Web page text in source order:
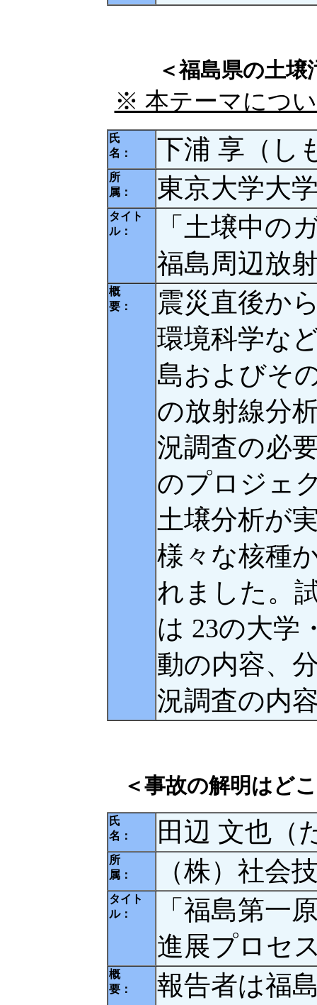
＜福島県の土
※ 本テーマにつ
氏
名：
下浦 享（し
所
属：
東京大学大
タイト
ル：
「土壌中の
福島周辺放
概
要：
震災直後か
環境科学な
島およびそ
の放射線分
況調査の必
のプロジェ
土壌分析が
様々な核種
れました。
は 23の大学
動の内容、
況調査の内
＜事故の解明はど
氏
名：
田辺 文也（
所
属：
（株）社会
タイト
ル：
「福島第一
進展プロセ
概
要：
報告者は福